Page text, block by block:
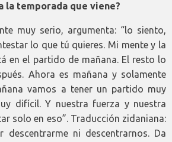
la temporada que viene?
muy serio, argumenta: “lo siento,
lo que tú quieres. Mi mente y la
en el partido de mañana. El resto lo
Ahora es mañana y solamente
vamos a tener un partido muy
difícil. Y nuestra fuerza y nuestra
solo en eso”. Traducción zidaniana:
descentrarme ni descentrarnos. Da